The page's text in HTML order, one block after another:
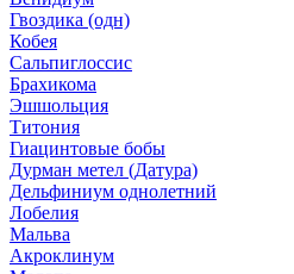
Гвоздика (одн)
Кобея
Сальпиглоссис
Брахикома
Эшшольция
Титония
Гиацинтовые бобы
Дурман метел (Датура)
Дельфиниум однолетний
Лобелия
Мальва
Акроклинум